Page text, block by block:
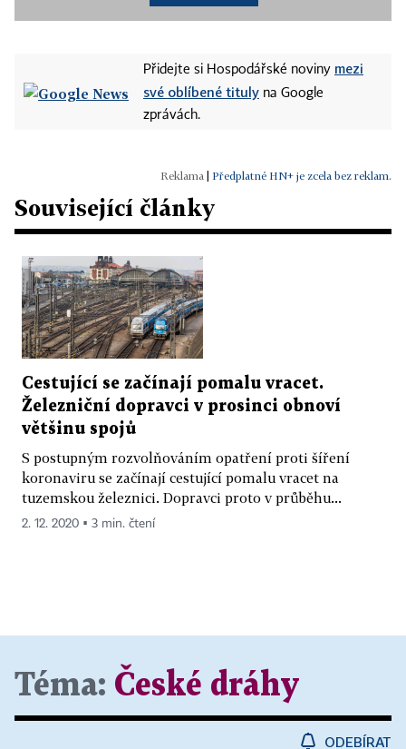
Přidejte si Hospodářské noviny mezi
své oblíbené tituly na Google
zprávách.
Předplatné HN+ je zcela bez reklam.
Související články
Cestující se začínají pomalu vracet.
Železniční dopravci v prosinci obnoví
většinu spojů
S postupným rozvolňováním opatření proti šíření
koronaviru se začínají cestující pomalu vracet na
tuzemskou železnici. Dopravci proto v průběhu...
2. 12. 2020 ▪ 3 min. čtení
Téma: České dráhy
ODEBÍRAT